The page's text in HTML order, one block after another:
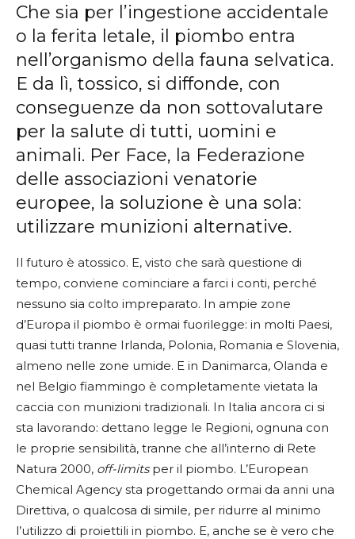
Che sia per l’ingestione accidentale
o la ferita letale, il piombo entra
nell’organismo della fauna selvatica.
E da lì, tossico, si diffonde, con
conseguenze da non sottovalutare
per la salute di tutti, uomini e
animali. Per Face, la Federazione
delle associazioni venatorie
europee, la soluzione è una sola:
utilizzare munizioni alternative.
Il futuro è atossico. E, visto che sarà questione di
tempo, conviene cominciare a farci i conti, perché
nessuno sia colto impreparato. In ampie zone
d’Europa il piombo è ormai fuorilegge: in molti Paesi,
quasi tutti tranne Irlanda, Polonia, Romania e Slovenia,
almeno nelle zone umide. E in Danimarca, Olanda e
nel Belgio fiammingo è completamente vietata la
caccia con munizioni tradizionali. In Italia ancora ci si
sta lavorando: dettano legge le Regioni, ognuna con
le proprie sensibilità, tranne che all’interno di Rete
Natura 2000, off-limitsper il piombo. L’European
Chemical Agency sta progettando ormai da anni una
Direttiva, o qualcosa di simile, per ridurre al minimo
l’utilizzo di proiettili in piombo. E, anche se è vero che